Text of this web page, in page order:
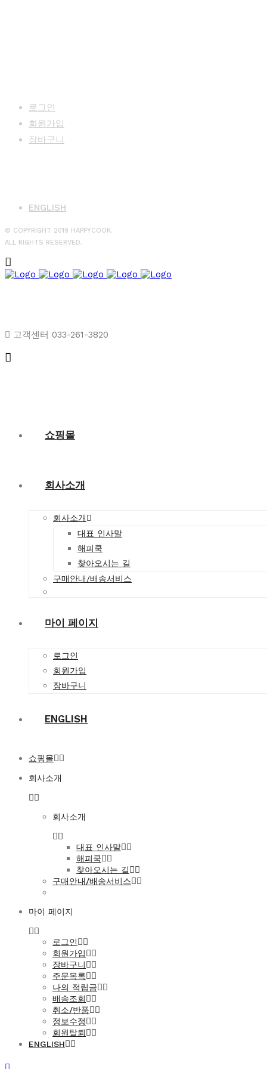
로그인
회원가입
장바구니
ENGLISH
© COPYRIGHT 2019 HAPPYCOOK.
ALL RIGHTS RESERVED.
고객센터 033-261-3820
쇼핑몰
회사소개
회사소개
대표 인사말
해피쿡
찾아오시는 길
구매안내/배송서비스
마이 페이지
로그인
회원가입
장바구니
ENGLISH
쇼핑몰
회사소개
회사소개
대표 인사말
해피쿡
찾아오시는 길
구매안내/배송서비스
마이 페이지
로그인
회원가입
장바구니
주문목록
나의 적립금
배송조회
취소/반품
정보수정
회원탈퇴
ENGLISH